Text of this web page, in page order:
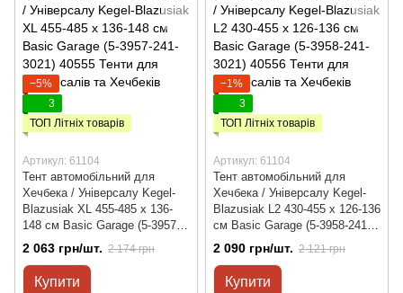
−5%
3
ТОП Літніх товарів
Артикул: 61104
Тент автомобільний для
Хечбека / Універсалу Kegel-
Blazusiak XL 455-485 х 136-
148 см Basic Garage (5-3957-
241-3021)
2 063 грн/шт. 2 174 грн
Купити
−1%
3
ТОП Літніх товарів
Артикул: 61104
Тент автомобільний для
Хечбека / Універсалу Kegel-
Blazusiak L2 430-455 х 126-136
см Basic Garage (5-3958-241-
3021)
2 090 грн/шт. 2 121 грн
Купити